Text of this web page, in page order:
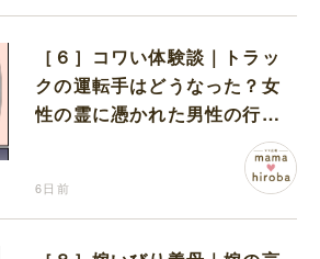
［６］コワい体験談｜トラッ
クの運転手はどうなった？女
性の霊に憑かれた男性の行方
6日前